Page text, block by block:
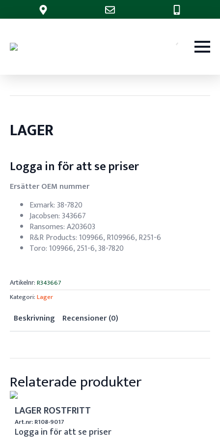
LAGER
Logga in för att se priser
Ersätter OEM nummer
Exmark: 38-7820
Jacobsen: 343667
Ransomes: A203603
R&R Products: 109966, R109966, R251-6
Toro: 109966, 251-6, 38-7820
Artikelnr:R343667
Kategori:Lager
Beskrivning Recensioner (0)
Relaterade produkter
LAGER ROSTFRITT
Art.nr: R108-9017
Logga in för att se priser